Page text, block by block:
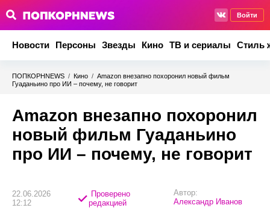
Войти
Новости Персоны Звезды Кино ТВ и сериалы Стиль
ПОПКОРНNEWS / Кино / Amazon внезапно похоронил новый фильм
Гуаданьино про ИИ – почему, не говорит
Amazon внезапно похоронил
новый фильм Гуаданьино
про ИИ – почему, не говорит
22.06.2026
12:12
Проверено
редакцией
Автор:
Александр Иванов